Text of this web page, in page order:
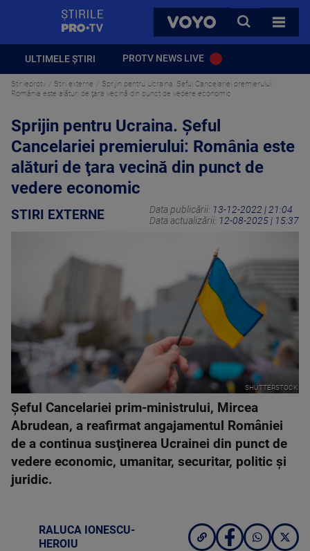
VOYO
CAUTA
TOATE
ULTIMELE ȘTIRI PROTV NEWS LIVE
Stirileprotv Stiri externe
Sprijin pentru Ucraina. Şeful Cancelariei premierului:
România este alături de ţara vecină din punct de vedere economic
Sprijin pentru Ucraina. Şeful
Cancelariei premierului: România este
alături de ţara vecină din punct de
vedere economic
STIRI EXTERNE Data publicării: 13-12-2022 | 21:04
Data actualizării: 12-08-2025 | 15:37
SHUTTERSTOCK
Şeful Cancelariei prim-ministrului, Mircea
Abrudean, a reafirmat angajamentul României
de a continua susţinerea Ucrainei din punct de
vedere economic, umanitar, securitar, politic şi
juridic.
RALUCA IONESCU-
HEROIU